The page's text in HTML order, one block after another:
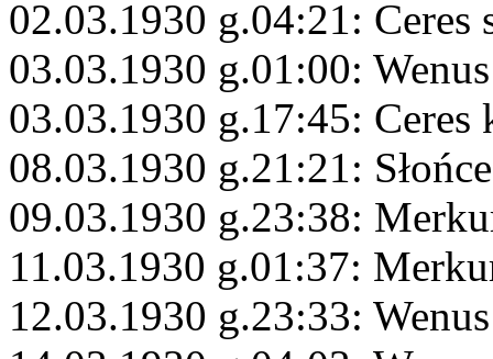
02.03.1930 g.04:21: Ceres
03.03.1930 g.01:00:
03.03.1930 g.17:45:
08.03.1930 g.21:21:
09.03.1930 g.23:38:
11.03.1930 g.01:37:
12.03.1930 g.23:33: